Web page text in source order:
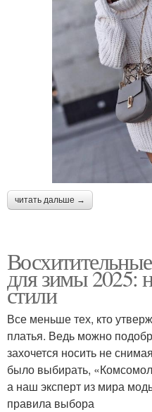
читать дальше →
для зимы 2025:
стили
Все меньше тех, кто
платья. Ведь можно
захочется носить не
было выбирать,
а наш эксперт из мира
правила выбора